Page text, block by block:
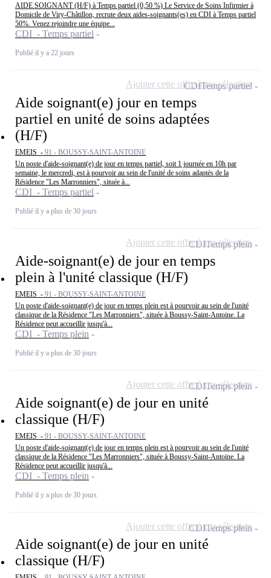
AIDE SOIGNANT (H/F) à Temps partiel (0,50 %) Le Service de Soins Infirmier à
Domicile de Viry-Châtillon, recrute deux aides-soignants(es) en CDI à Temps partiel
50%. Venez rejoindre une équipe...
CDI - Temps partiel
Publié il y a 22 jours
Aide soignant(e) jour en temps
partiel en unité de soins adaptées
(H/F)
EMEIS - 91 - BOUSSY-SAINT-ANTOINE
Un poste d'aide-soignant(e) de jour en temps partiel, soit 1 journée en 10h par
semaine, le mercredi, est à pourvoir au sein de l'unité de soins adaptés de la
Résidence "Les Marronniers", située à...
CDI - Temps partiel
Publié il y a plus de 30 jours
CDITemps partiel
Ajouter cette offre à ma sélection
Aide-soignant(e) de jour en temps
plein à l'unité classique (H/F)
EMEIS - 91 - BOUSSY-SAINT-ANTOINE
Un poste d'aide-soignant(e) de jour en temps plein est à pourvoir au sein de l'unité
classique de la Résidence "Les Marronniers", située à Boussy-Saint-Antoine. La
Résidence peut accueillir jusqu'à...
CDI - Temps plein
Publié il y a plus de 30 jours
CDITemps plein
Ajouter cette offre à ma sélection
Aide soignant(e) de jour en unité
classique (H/F)
EMEIS - 91 - BOUSSY-SAINT-ANTOINE
Un poste d'aide-soignant(e) de jour en temps plein est à pourvoir au sein de l'unité
classique de la Résidence "Les Marronniers", située à Boussy-Saint-Antoine. La
Résidence peut accueillir jusqu'à...
CDI - Temps plein
Publié il y a plus de 30 jours
CDITemps plein
Ajouter cette offre à ma sélection
Aide soignant(e) de jour en unité
classique (H/F)
CDITemps plein
Ajouter cette offre à ma sélection